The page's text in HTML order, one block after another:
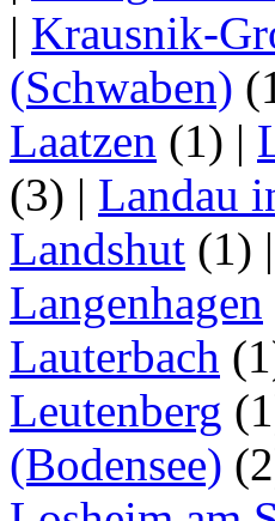
| Krausnik-
(Schwaben)
Laatzen (1) |
(3) | Landau
Landshut (1) |
Langenhagen
Lauterbach
Leutenberg
(Bodensee)